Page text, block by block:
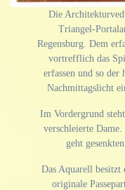
Die
Triangel-
Regensburg. Dem
vortrefflich das
erfassen und so
Nachmittagslicht
Im Vordergrund
verschleierte
geht
Das Aquarell besitzt
originale